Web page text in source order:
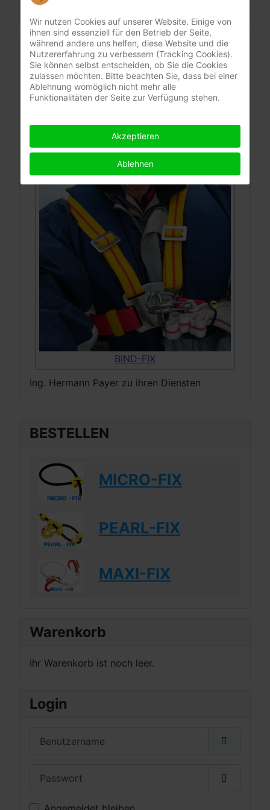
BESTELLEN
MICRO-FIX
PEARL-FIX
MAXI-FIX
Warenkorb
Ihr Warenkorb ist noch leer.
Login
KONTAKT
BIND-FIX professional elastics
BIND-FIX
Ing. Hermann Payer zu ihren Diensten
Wir nutzen Cookies auf unserer Website. Einige von
ihnen sind essenziell für den Betrieb der Seite,
während andere uns helfen, diese Website und die
Nutzererfahrung zu verbessern (Tracking Cookies).
Sie können selbst entscheiden, ob Sie die Cookies
zulassen möchten. Bitte beachten Sie, dass bei einer
Ablehnung womöglich nicht mehr alle
Funktionalitäten der Seite zur Verfügung stehen.
Akzeptieren
Ablehnen